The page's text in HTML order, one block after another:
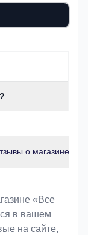
о магазине
«Bce
в вашем
на сайте,